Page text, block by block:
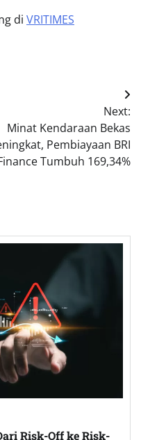
di VRITIMES
Next:
Minat Kendaraan Bekas
Pembiayaan BRI
Tumbuh 169,34%
Risk-Off ke Risk-